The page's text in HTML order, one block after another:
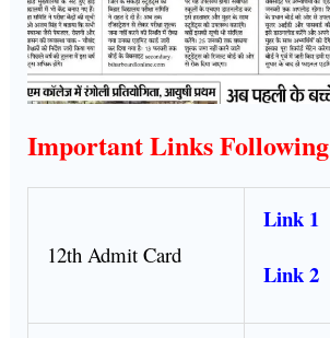
Important Links Following
12th Admit Card
Link 1
Link 2